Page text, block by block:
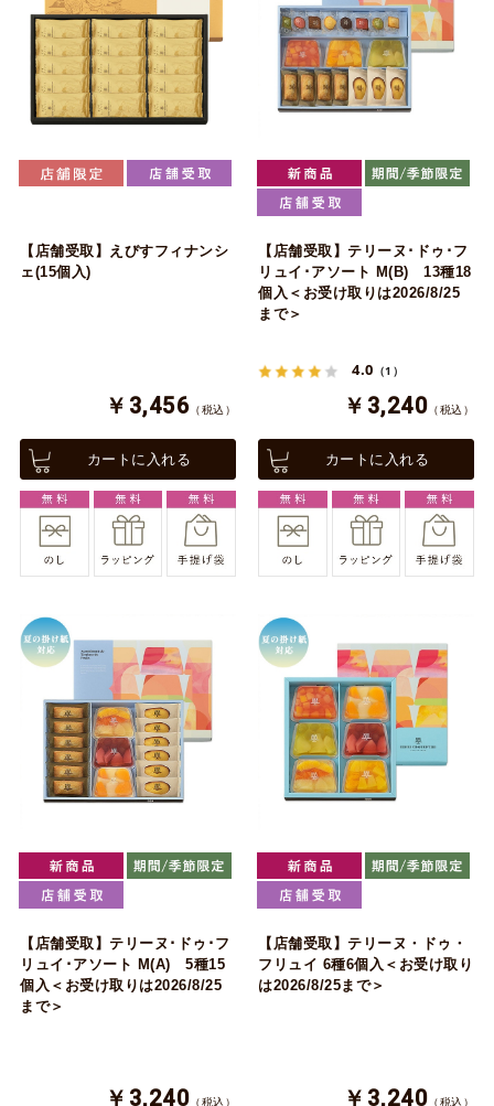
【店舗受取】えびすフィナンシ
ェ(15個入)
￥3,456 （税込）
カートに入れる
【店舗受取】テリーヌ･ドゥ･フ
リュイ･アソート M(B) 13種18
個入＜お受け取りは2026/8/25
まで＞
4.0 （1）
￥3,240 （税込）
カートに入れる
【店舗受取】テリーヌ･ドゥ･フ
リュイ･アソート M(A) 5種15
個入＜お受け取りは2026/8/25
まで＞
￥3,240 （税込）
【店舗受取】テリーヌ・ドゥ・
フリュイ 6種6個入＜お受け取り
は2026/8/25まで＞
￥3,240 （税込）